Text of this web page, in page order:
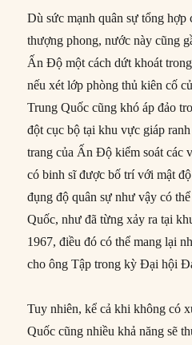
Dù sức mạnh quân sự tổng hợp
thượng phong, nước này cũng
Ấn Độ một cách dứt khoát
nếu xét lớp phòng thủ kiên cố
Trung Quốc cũng khó áp đảo
đột cục bộ tại khu vực giáp
trang của Ấn Độ kiểm soát các
có binh sĩ được bố trí với mật
đụng độ quân sự như vậy có
Quốc, như đã từng xảy ra tại
1967, điều đó có thể mang lại
cho ông Tập trong kỳ Đại hội
Tuy nhiên, kể cả khi không có
Quốc cũng nhiều khả năng sẽ